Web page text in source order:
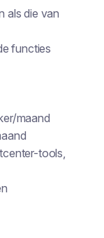
als die van
functies
maand
tools,